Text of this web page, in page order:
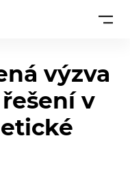
výzva
v